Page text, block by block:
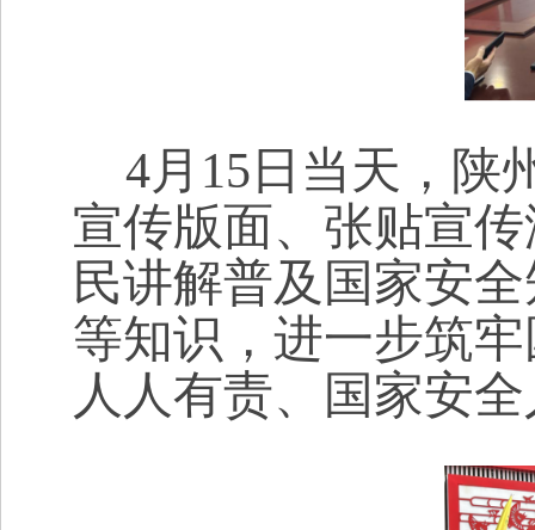
4月15日当天，陕
宣传版面、张贴宣
民讲解普及国家安
等知识，进一步筑
人人有责、国家安